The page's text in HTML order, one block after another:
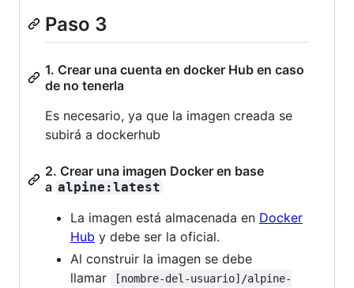
Paso 3
1. Crear una cuenta en docker Hub en caso
de no tenerla
Es necesario, ya que la imagen creada se
subirá a dockerhub
2. Crear una imagen Docker en base
a alpine:latest
La imagen está almacenada en Docker
Hub y debe ser la oficial.
Al construir la imagen se debe
llamar
[nombre-del-usuario]/alpine-